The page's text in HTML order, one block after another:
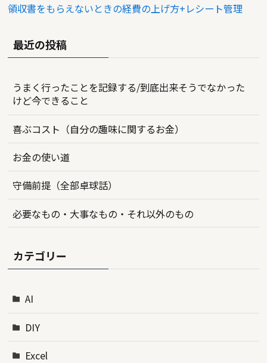
領収書をもらえないときの経費の上げ方+レシート管理
最近の投稿
うまく行ったことを記録する/到底出来そうでなかった
けど今できること
喜ぶコスト（自分の趣味に関するお金）
お金の使い道
守備前提（全部卓球話）
必要なもの・大事なもの・それ以外のもの
カテゴリー
AI
DIY
Excel